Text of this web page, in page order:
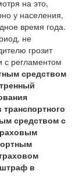
на это,
у населения,
время года.
не
грозит
с регламентом
средством
средством с
в